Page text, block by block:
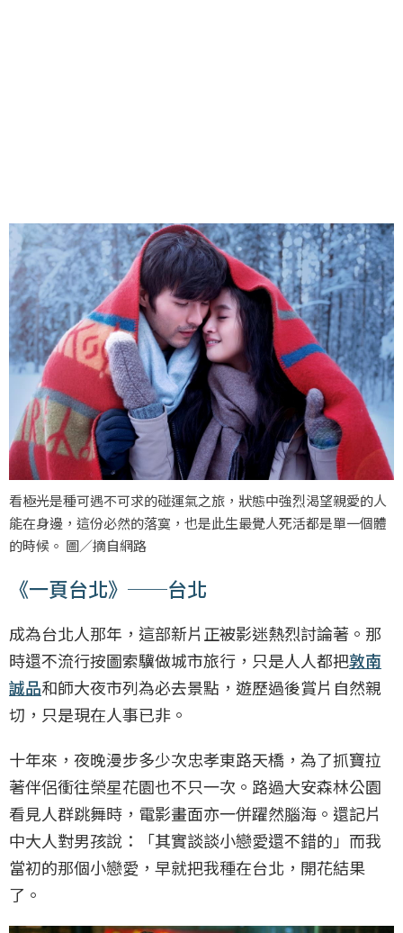
看極光是種可遇不可求的碰運氣之旅，狀態中強烈渴望親愛的人
能在身邊，這份必然的落寞，也是此生最覺人死活都是單一個體
的時候。 圖／摘自網路
《一頁台北》──台北
成為台北人那年，這部新片正被影迷熱烈討論著。那
時還不流行按圖索驥做城市旅行，只是人人都把敦南
誠品和師大夜市列為必去景點，遊歷過後賞片自然親
切，只是現在人事已非。
十年來，夜晚漫步多少次忠孝東路天橋，為了抓寶拉
著伴侶衝往榮星花園也不只一次。路過大安森林公園
看見人群跳舞時，電影畫面亦一併躍然腦海。還記片
中大人對男孩說：「其實談談小戀愛還不錯的」而我
當初的那個小戀愛，早就把我種在台北，開花結果
了。